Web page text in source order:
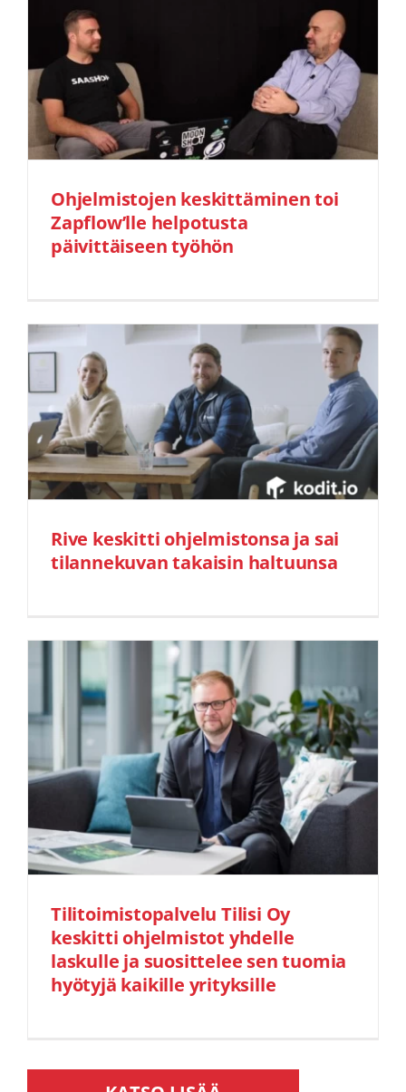
Ohjelmistojen keskittäminen toi
Zapflow’lle helpotusta
päivittäiseen työhön
Rive keskitti ohjelmistonsa ja sai
tilannekuvan takaisin haltuunsa
Tilitoimistopalvelu Tilisi Oy
keskitti ohjelmistot yhdelle
laskulle ja suosittelee sen tuomia
hyötyjä kaikille yrityksille